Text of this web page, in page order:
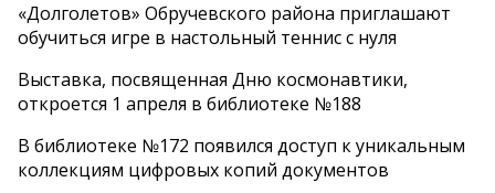
«Долголетов» Обручевского района приглашают
обучиться игре в настольный теннис с нуля
Выставка, посвященная Дню космонавтики,
откроется 1 апреля в библиотеке №188
В библиотеке №172 появился доступ к уникальным
коллекциям цифровых копий документов